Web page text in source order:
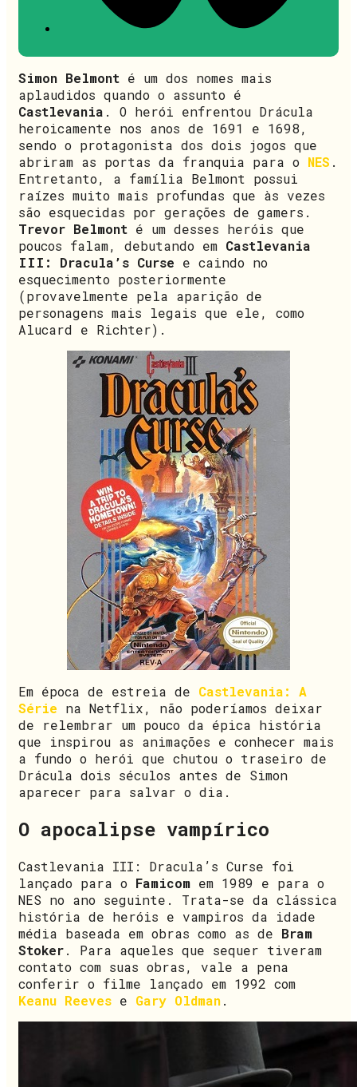
Simon Belmont é um dos nomes mais
aplaudidos quando o assunto é
Castlevania . O herói enfrentou Drácula
heroicamente nos anos de 1691 e 1698,
sendo o protagonista dos dois jogos que
abriram as portas da franquia para o NES .
Entretanto, a família Belmont possui
raízes muito mais profundas que às vezes
são esquecidas por gerações de gamers.
Trevor Belmont é um desses heróis que
poucos falam, debutando em Castlevania
III: Dracula’s Curse e caindo no
esquecimento posteriormente
(provavelmente pela aparição de
personagens mais legais que ele, como
Alucard e Richter).
Em época de estreia de Castlevania: A
Série na Netflix, não poderíamos deixar
de relembrar um pouco da épica história
que inspirou as animações e conhecer mais
a fundo o herói que chutou o traseiro de
Drácula dois séculos antes de Simon
aparecer para salvar o dia.
O apocalipse vampírico
Castlevania III: Dracula’s Curse foi
lançado para o Famicom em 1989 e para o
NES no ano seguinte. Trata-se da clássica
história de heróis e vampiros da idade
média baseada em obras como as de Bram
Stoker. Para aqueles que sequer tiveram
contato com suas obras, vale a pena
conferir o filme lançado em 1992 com
Keanu Reeves e Gary Oldman.